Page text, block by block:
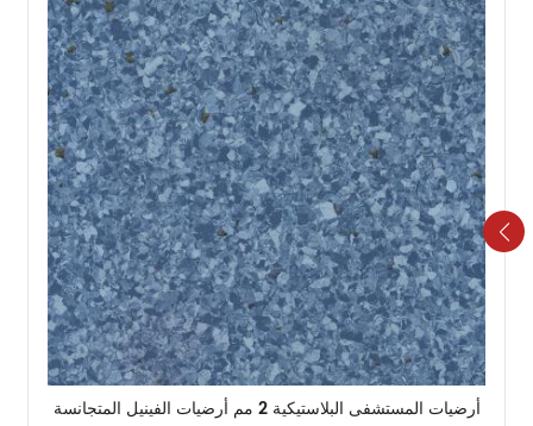
أرضيات المستشفى البلاستيكية 2 مم أرضيات الفينيل المتجانسة